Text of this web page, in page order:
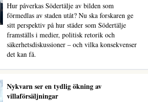
Hur påverkas Södertälje av bilden som
förmedlas av staden utåt? Nu ska forskaren ge
sitt perspektiv på hur städer som Södertälje
framställs i medier, politisk retorik och
säkerhetsdiskussioner – och vilka konsekvenser
det kan få.
Nykvarn ser en tydlig ökning av
villaförsäljningar